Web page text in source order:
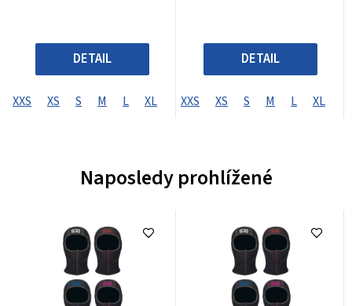
DETAIL
XXS XS S M L XL
DETAIL
XXS XS S M L XL
Naposledy prohlížené